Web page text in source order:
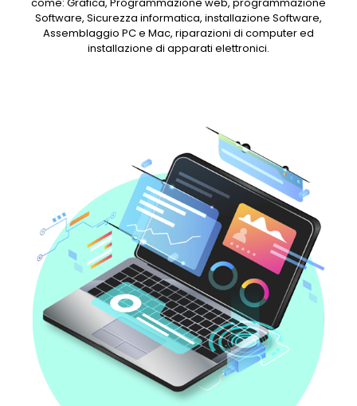
Software, Sicurezza informatica, installazione Software,
Assemblaggio PC e Mac, riparazioni di computer ed
installazione di apparati elettronici.